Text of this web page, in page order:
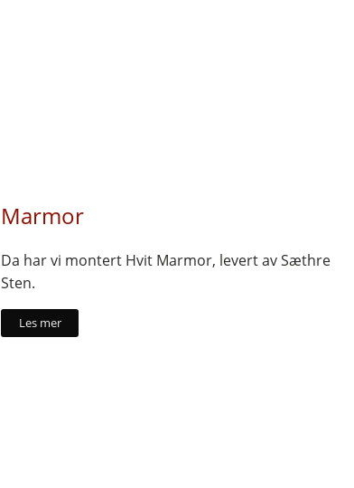
Marmor
Da har vi montert Hvit Marmor, levert av Sæthre
Sten.
Les mer